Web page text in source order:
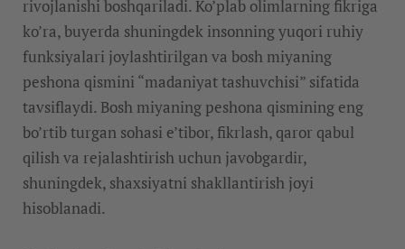
rivojlanishi boshqariladi. Ko’plab olimlarning fikriga
ko’ra, buyerda shuningdek insonning yuqori ruhiy
funksiyalari joylashtirilgan va bosh miyaning
peshona qismini “madaniyat tashuvchisi” sifatida
tavsiflaydi. Bosh miyaning peshona qismining eng
bo’rtib turgan sohasi e’tibor, fikrlash, qaror qabul
qilish va rejalashtirish uchun javobgardir,
shuningdek, shaxsiyatni shakllantirish joyi
hisoblanadi.